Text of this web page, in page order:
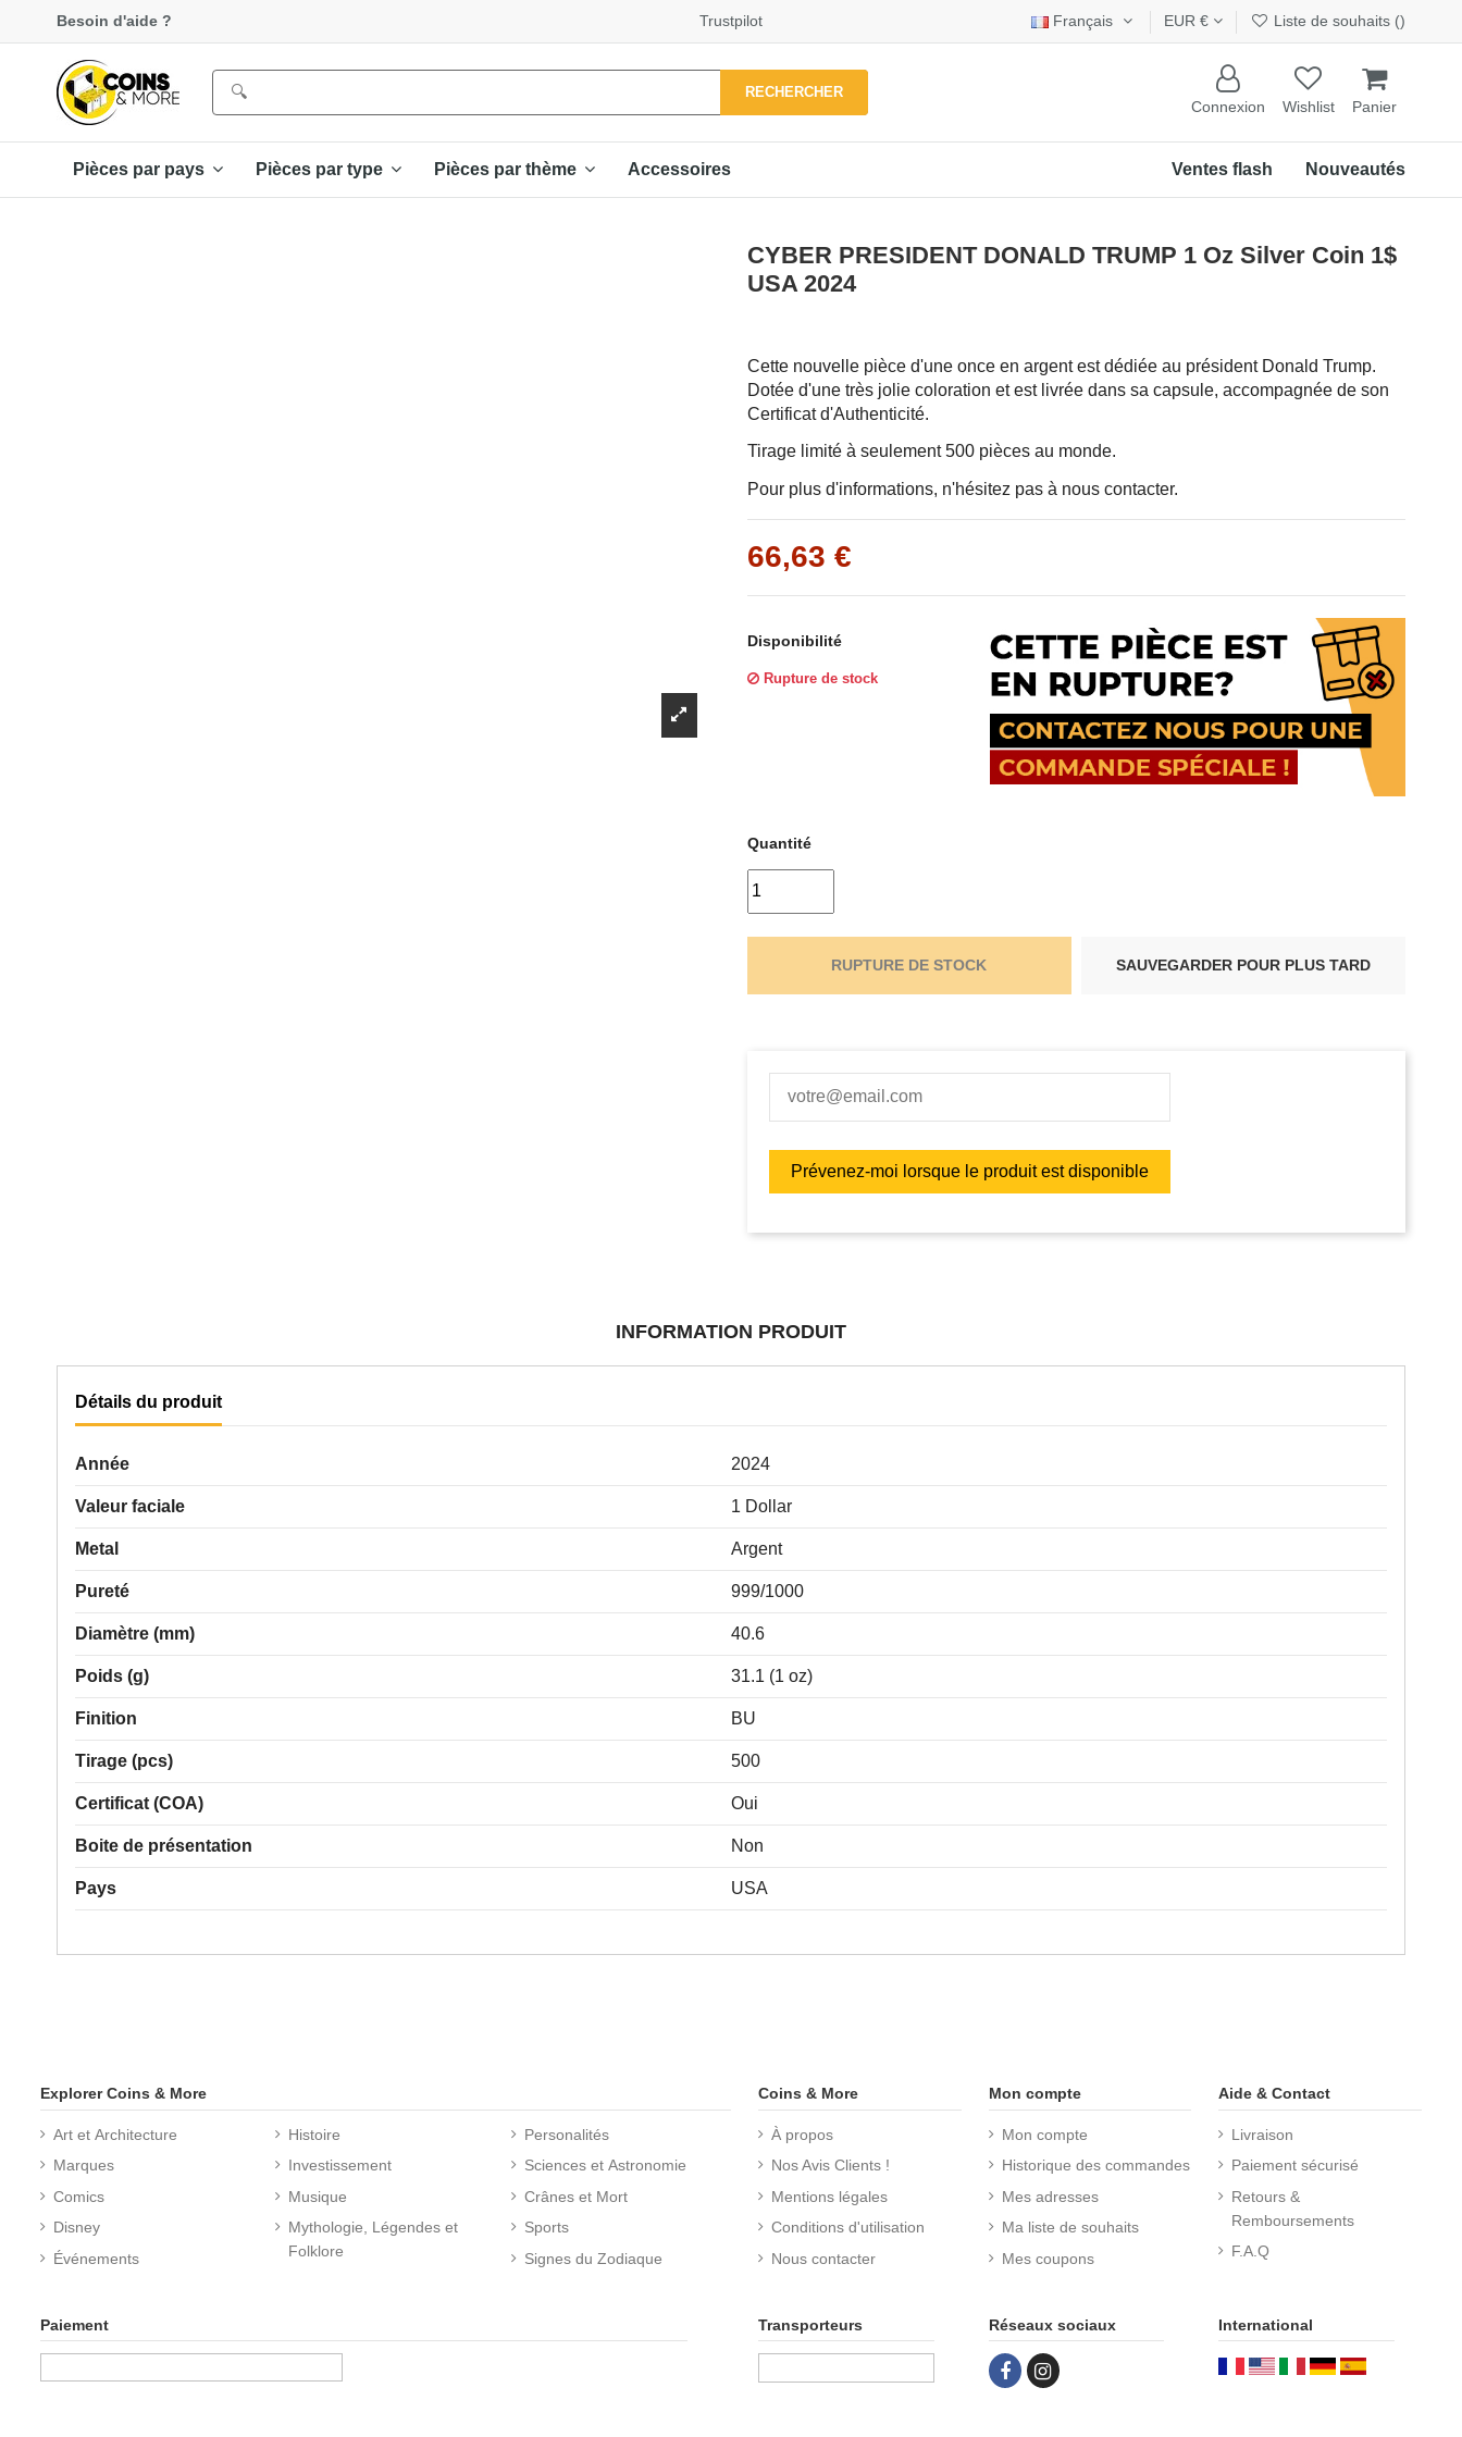
Γ
Besoin d'aide ? Trustpilot Français EUR € Liste de souhaits ()
RECHERCHER
Connexion Wishlist Panier
Pièces par pays Pièces par type Pièces par thème Accessoires Nouveautés
Ventes flash
CYBER PRESIDENT DONALD TRUMP 1 Oz Silver Coin 1$
USA 2024
Cette nouvelle pièce d'une once en argent est dédiée au président Donald Trump.
Dotée d'une très jolie coloration et est livrée dans sa capsule, accompagnée de son
Certificat d'Authenticité.
Tirage limité à seulement 500 pièces au monde.
Pour plus d'informations, n'hésitez pas à nous contacter.
66,63 €
Disponibilité
Rupture de stock
Quantité
RUPTURE DE STOCK SAUVEGARDER POUR PLUS TARD
INFORMATION PRODUIT
Détails du produit
Année 2024
Valeur faciale 1 Dollar
Metal Argent
Pureté 999/1000
Diamètre (mm) 40.6
Poids (g) 31.1 (1 oz)
Finition BU
Tirage (pcs) 500
Certificat (COA) Oui
Boite de présentation Non
Pays USA
Explorer Coins & More
Art et Architecture
Marques
Comics
Disney
Événements
Histoire
Investissement
Musique
Mythologie, Légendes et
Folklore
Personalités
Sciences et Astronomie
Crânes et Mort
Sports
Signes du Zodiaque
Coins & More
À propos
Nos Avis Clients !
Mentions légales
Conditions d'utilisation
Nous contacter
Mon compte
Mon compte
Historique des commandes
Mes adresses
Ma liste de souhaits
Mes coupons
Aide & Contact
Livraison
Paiement sécurisé
Retours &
Remboursements
F.A.Q
Paiement Transporteurs Réseaux sociaux International